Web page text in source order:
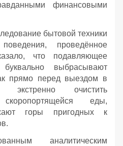
финансовыми
бытовой техники
проведённое
что подавляющее
выбрасывают
прямо перед выездом в
экстренно очистить
еды,
горы пригодных к
аналитическим